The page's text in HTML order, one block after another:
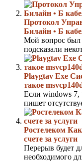
Протокол
Билайн • Б
Мой вопрос был
подсказали
Playgtav Exe
такое
Если windows 7,
пишет
Ростелеком
счете за услуги
Перерыв будет
необходимого